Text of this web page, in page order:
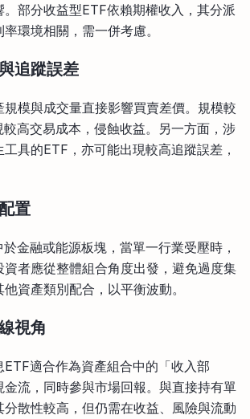
。部分收益型ETF依賴期權收入，其分派
環境相關，需一併考慮。
追蹤誤差
模與成交量直接影響買賣差價。規模較
高交易成本，侵蝕收益。另一方面，涉
具的ETF，亦可能出現較高追蹤誤差，
置
金融或能源板塊，當單一行業受壓時，
資者應從整體組合角度出發，避免過度集
資產類別配合，以平衡波動。
視角
適合作為資產組合中的「收入部
流，同時參與市場回報。與直接持有單
散性較高，但仍需在收益、風險與流動